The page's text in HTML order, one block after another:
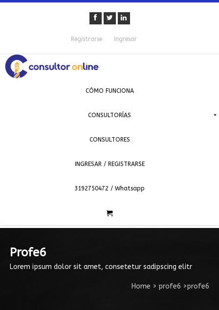
Registrarse Ingresar
CÓMO FUNCIONA
CONSULTORÍAS
CONSULTORES
INGRESAR / REGISTRARSE
3192750472 / Whatsapp
Profe6
Lorem ipsum dolor sit amet, consetetur sadipscing elitr
Home > profe6 >profe6